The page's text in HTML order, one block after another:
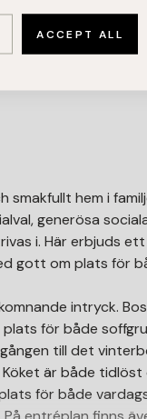
smakfullt hem i
generösa
i. Här erbjuds
gott om plats för
intryck.
för både
till det
Köket är både
för både
ACCEPT ALL